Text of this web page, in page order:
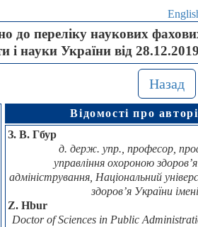
до переліку наукових
і науки України від
Назад
Відомості про
З. В. Гбур
д. держ. упр., професор,
управління охороною
адміністрування, Національний
здоров’я України
Z. Hbur
Doctor of Sciences in Public